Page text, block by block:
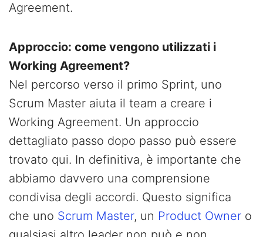
Agreement.
Approccio: come vengono utilizzati i
Working Agreement?
Nel percorso verso il primo Sprint, uno
Scrum Master aiuta il team a creare i
Working Agreement. Un approccio
dettagliato passo dopo passo può essere
trovato qui. In definitiva, è importante che
abbiamo davvero una comprensione
condivisa degli accordi. Questo significa
che uno Scrum Master, un Product Owner o